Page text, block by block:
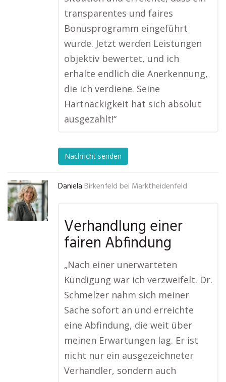
transparentes und faires
Bonusprogramm eingeführt
wurde. Jetzt werden Leistungen
objektiv bewertet, und ich
erhalte endlich die Anerkennung,
die ich verdiene. Seine
Hartnäckigkeit hat sich absolut
ausgezahlt!“
Nachricht senden
Daniela Birkenfeld bei Marktheidenfeld
Verhandlung einer
fairen Abfindung
„Nach einer unerwarteten
Kündigung war ich verzweifelt. Dr.
Schmelzer nahm sich meiner
Sache sofort an und erreichte
eine Abfindung, die weit über
meinen Erwartungen lag. Er ist
nicht nur ein ausgezeichneter
Verhandler, sondern auch